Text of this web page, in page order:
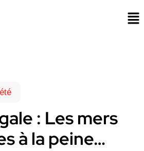
: Les mers
à la peine…